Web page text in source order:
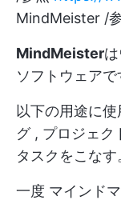
MindMeister /
MindMeister
ソフトウェアで
以下の用途に使
グ, プロジェク
タスクをこなす
一度 マインド